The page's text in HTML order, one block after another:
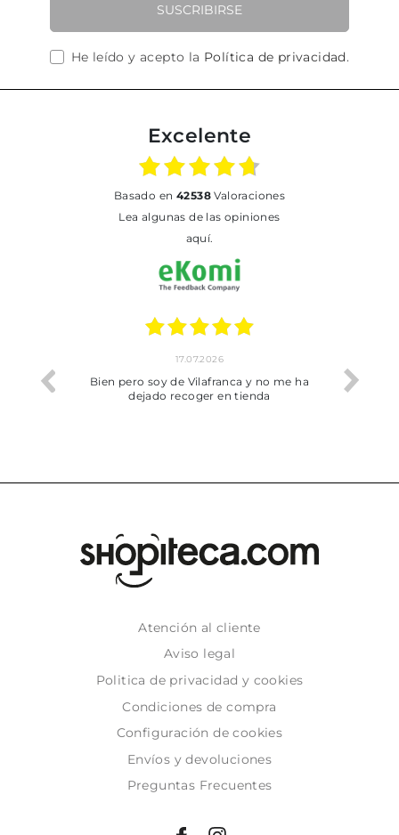
SUSCRIBIRSE
He leído y acepto la Política de privacidad.
Excelente
basado en 42538Valoraciones
Lea algunas de las opiniones
aquí.
trobat
17.07.2026
Bien pero soy de Vilafranca y no me ha
dejado recoger en tienda
Atención al cliente
Aviso legal
Politica de privacidad y cookies
Condiciones de compra
Configuración de cookies
Envíos y devoluciones
Preguntas Frecuentes